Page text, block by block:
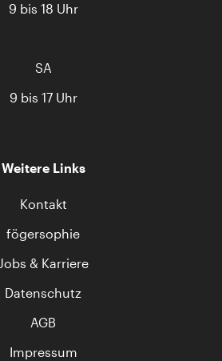
9 bis 18 Uhr
SA
9 bis 17 Uhr
Weitere Links
Kontakt
fögersophie
Jobs & Karriere
Datenschutz
AGB
Impressum